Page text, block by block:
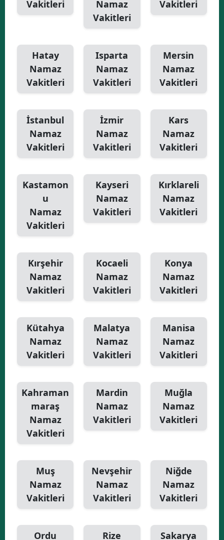
Vakitleri
Namaz
Vakitleri
Vakitleri
Hatay
Namaz
Vakitleri
Isparta
Namaz
Vakitleri
Mersin
Namaz
Vakitleri
İstanbul
Namaz
Vakitleri
İzmir
Namaz
Vakitleri
Kars
Namaz
Vakitleri
Kastamon
u
Namaz
Vakitleri
Kayseri
Namaz
Vakitleri
Kırklareli
Namaz
Vakitleri
Kırşehir
Namaz
Vakitleri
Kocaeli
Namaz
Vakitleri
Konya
Namaz
Vakitleri
Kütahya
Namaz
Vakitleri
Malatya
Namaz
Vakitleri
Manisa
Namaz
Vakitleri
Kahraman
maraş
Namaz
Vakitleri
Mardin
Namaz
Vakitleri
Muğla
Namaz
Vakitleri
Muş
Namaz
Vakitleri
Nevşehir
Namaz
Vakitleri
Niğde
Namaz
Vakitleri
Ordu Rize Sakarya